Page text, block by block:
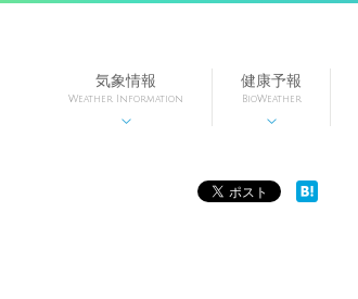
気象情報
Weather Information

健康予報
BioWeather
